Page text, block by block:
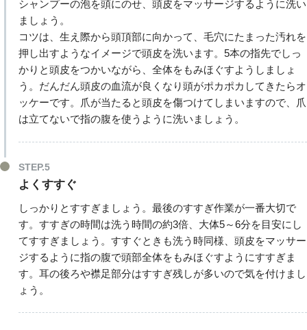
シャンプーの泡を頭にのせ、頭皮をマッサージするように洗い
ましょう。
コツは、生え際から頭頂部に向かって、毛穴にたまった汚れを
押し出すようなイメージで頭皮を洗います。5本の指先でしっ
かりと頭皮をつかいながら、全体をもみほぐすようしましょ
う。だんだん頭皮の血流が良くなり頭がポカポカしてきたらオ
ッケーです。爪が当たると頭皮を傷つけてしまいますので、爪
は立てないで指の腹を使うように洗いましょう。
STEP.5
よくすすぐ
しっかりとすすぎましょう。最後のすすぎ作業が一番大切で
す。すすぎの時間は洗う時間の約3倍、大体5～6分を目安にし
てすすぎましょう。すすぐときも洗う時同様、頭皮をマッサー
ジするように指の腹で頭部全体をもみほぐすようにすすぎま
す。耳の後ろや襟足部分はすすぎ残しが多いので気を付けまし
ょう。